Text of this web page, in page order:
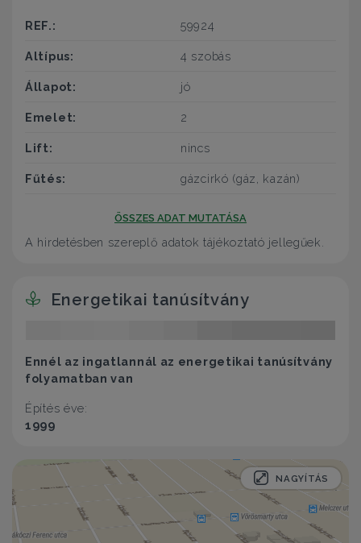
REF.: 59924
Altípus: 4 szobás
Állapot: jó
Emelet: 2
Lift: nincs
Fűtés: gázcirkó (gáz, kazán)
ÖSSZES ADAT MUTATÁSA
A hirdetésben szereplő adatok tájékoztató jellegűek.
Energetikai tanúsítvány
Ennél az ingatlannál az energetikai tanúsítvány
folyamatban van
Építés éve:
1999
NAGYÍTÁS